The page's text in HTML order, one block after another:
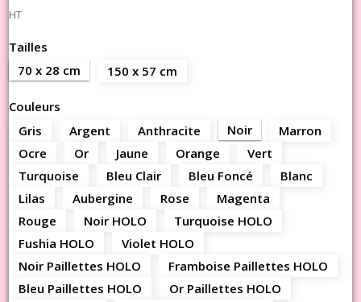
HT
Tailles
70 x 28 cm
150 x 57 cm
Couleurs
Gris
Argent Anthracite Noir
Marron
Ocre
Or Jaune Orange
Vert
Turquoise
Bleu Clair Bleu Foncé
Blanc
Lilas
Aubergine Rose
Magenta
Rouge
Noir HOLO
Turquoise HOLO
Fushia HOLO
Violet HOLO
Noir Paillettes HOLO
Framboise Paillettes HOLO
Bleu Paillettes HOLO
Or Paillettes HOLO